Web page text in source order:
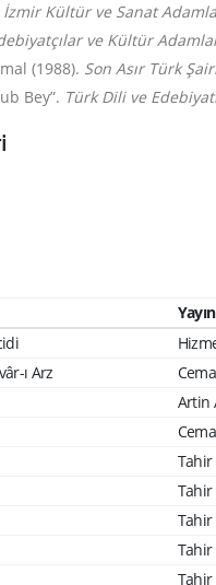
İzmir Kültür ve Sanat
ve Kültür
(1988). Son Asır Türk
Bey”. Türk Dili ve
ı Arz
Artin
Tahir
Tahir
Tahir
Tahir
Tahir